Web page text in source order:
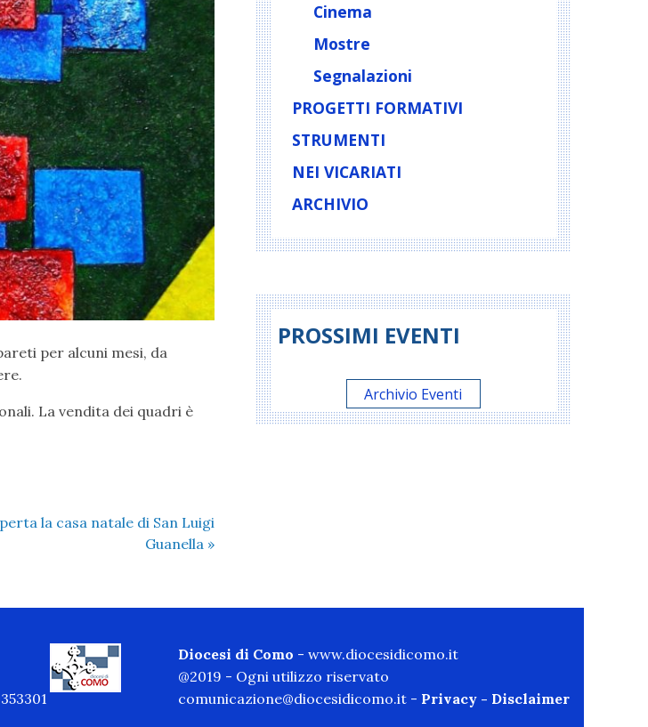
per alcuni mesi, da
La vendita dei quadri è
la casa natale di San Luigi
Guanella »
Cinema
Mostre
Segnalazioni
PROGETTI FORMATIVI
STRUMENTI
NEI VICARIATI
ARCHIVIO
PROSSIMI EVENTI
Archivio Eventi
Diocesi di Como - www.diocesidicomo.it
@2019 - Ogni utilizzo riservato
comunicazione@diocesidicomo.it - Privacy - Disclaimer